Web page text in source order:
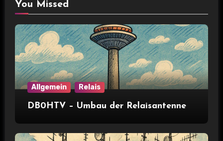
You Missed
Allgemein Relais
DB0HTV – Umbau der Relaisantenne